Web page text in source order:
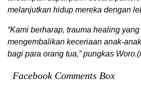
melanjutkan hidup mereka dengan
“Kami berharap, trauma healing
mengembalikan keceriaan anak-
bagi para orang tua,” pungkas
Facebook Comments Box